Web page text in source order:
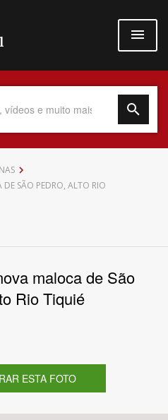
SÃO PEDRO, ALTO RIO
maloca de São
Rio Tiquié
ESTA FOTO